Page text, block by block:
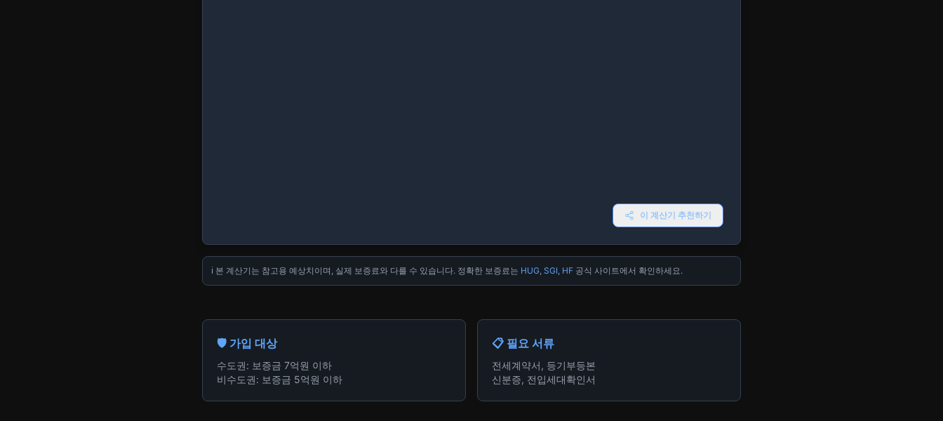
이 계산기 추천하기
ℹ️ 본 계산기는 참고용 예상치이며, 실제 보증료와 다를 수 있습니다. 정확한 보증료는 HUG, SGI, HF 공식 사이트에서 확인하세요.
🛡️ 가입 대상
수도권: 보증금 7억원 이하
비수도권: 보증금 5억원 이하
📋 필요 서류
전세계약서, 등기부등본
신분증, 전입세대확인서